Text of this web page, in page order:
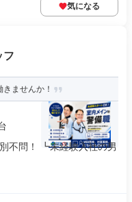
気になる
フ
ませんか！
不問！ ┗未経験入社の男